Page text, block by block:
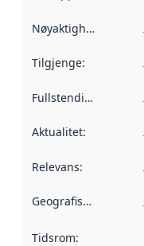
Nøyaktigheit
Tilgjenge:
Fullstendigheit
Aktualitet:
Relevans:
Geografisk område
Tidsrom: